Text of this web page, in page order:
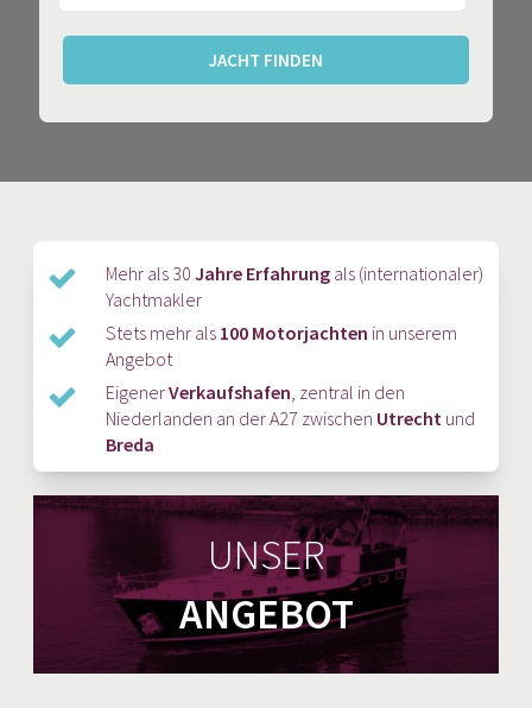
JACHT FINDEN
Mehr als 30 Jahre Erfahrung als (internationaler)
Yachtmakler
Stets mehr als 100 Motorjachten in unserem
Angebot
EigenerVerkaufshafen, zentral in den
Niederlanden an der A27 zwischen Utrecht und
Breda
UNSER
ANGEBOT